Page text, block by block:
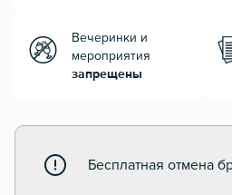
Вечеринки и
мероприятия
запрещены
Бесплатная отмена